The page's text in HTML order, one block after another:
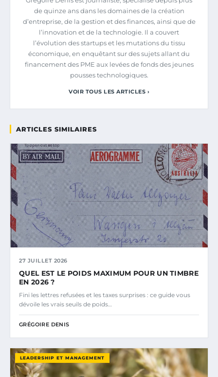
de quinze ans dans les domaines de la création
d’entreprise, de la gestion et des finances, ainsi que de
l’innovation et de la technologie. Il a couvert
l’évolution des startups et les mutations du tissu
économique, en enquêtant sur des sujets allant du
financement des PME aux levées de fonds des jeunes
pousses technologiques.
VOIR TOUS LES ARTICLES ›
ARTICLES SIMILAIRES
27 JUILLET 2026
QUEL EST LE POIDS MAXIMUM POUR UN TIMBRE
EN 2026 ?
Fini les lettres refusées et les taxes surprises : ce guide vous
dévoile les vrais seuils de poids…
GRÉGOIRE DENIS
LEADERSHIP ET MANAGEMENT